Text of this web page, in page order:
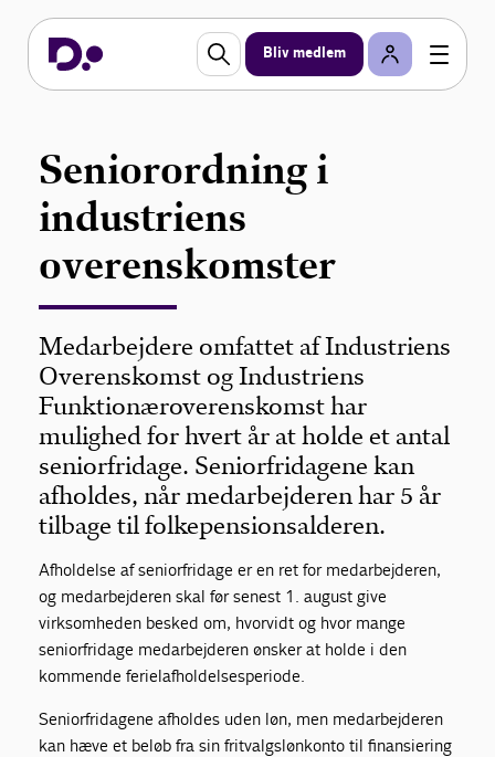
Bliv medlem
Seniorordning i
industriens
overenskomster
Medarbejdere omfattet af Industriens
Overenskomst og Industriens
Funktionæroverenskomst har
mulighed for hvert år at holde et antal
seniorfridage. Seniorfridagene kan
afholdes, når medarbejderen har 5 år
tilbage til folkepensionsalderen.
Afholdelse af seniorfridage er en ret for medarbejderen,
og medarbejderen skal før senest 1. august give
virksomheden besked om, hvorvidt og hvor mange
seniorfridage medarbejderen ønsker at holde i den
kommende ferielafholdelsesperiode.
Seniorfridagene afholdes uden løn, men medarbejderen
kan hæve et beløb fra sin fritvalgslønkonto til finansiering